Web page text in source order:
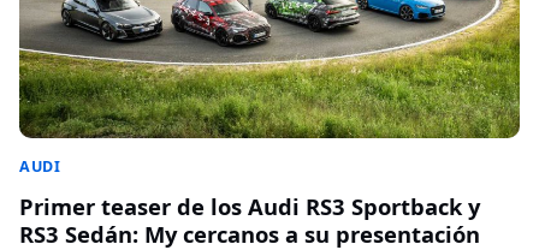
AUDI
Primer teaser de los Audi RS3 Sportback y
RS3 Sedán: My cercanos a su presentación